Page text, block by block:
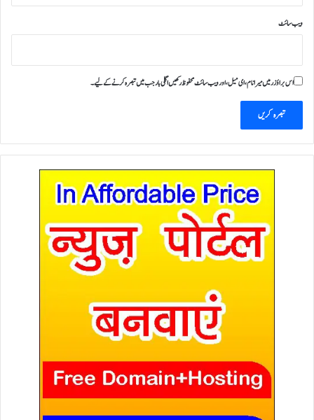
ویب‌ سائٹ
اس براؤزر میں میرا نام، ای میل، اور ویب سائٹ محفوظ رکھیں اگلی بار جب میں تبصرہ کرنے کےلیے۔